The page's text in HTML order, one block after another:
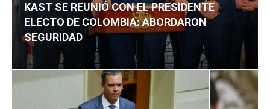
KAST SE REUNIÓ CON EL PRESIDENTE
ELECTO DE COLOMBIA: ABORDARON
SEGURIDAD